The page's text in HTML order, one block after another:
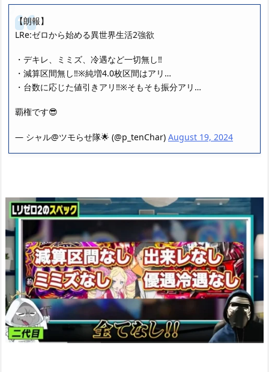
【朗報】
LRe:ゼロから始める異世界生活2強欲
・デキレ、ミミズ、冷遇など一切無し‼️
・減算区間無し‼️※純増4.0枚区間はアリ…
・台数に応じた値引きアリ‼️※そもそも振分アリ…
覇権です😎
— シャル@ツモらせ隊🌟 (@p_tenChar) August 19, 2024